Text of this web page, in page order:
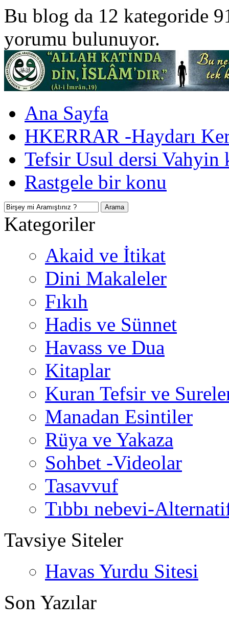
Bu blog da 12 kategoride
yorumu bulunuyor.
Ana Sayfa
HKERRAR -Haydarı
Tefsir Usul dersi Vahyin
Rastgele bir konu
Kategoriler
Akaid ve İtikat
Dini Makaleler
Fıkıh
Hadis ve Sünnet
Havass ve Dua
Kitaplar
Kuran Tefsir ve
Manadan Esintiler
Rüya ve Yakaza
Sohbet -Videolar
Tasavvuf
Tıbbı nebevi-
Tavsiye Siteler
Havas Yurdu Sitesi
Son Yazılar